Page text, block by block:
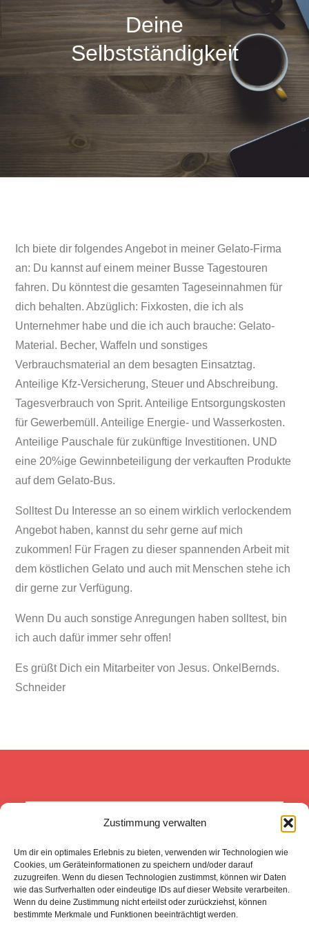
Zustimmung verwalten
Um dir ein optimales Erlebnis zu bieten, verwenden wir Technologien wie
Cookies, um Geräteinformationen zu speichern und/oder darauf
zuzugreifen. Wenn du diesen Technologien zustimmst, können wir Daten
wie das Surfverhalten oder eindeutige IDs auf dieser Website verarbeiten.
Wenn du deine Zustimmung nicht erteilst oder zurückziehst, können
bestimmte Merkmale und Funktionen beeinträchtigt werden.
Deine
Selbstständigkeit
Ich biete dir folgendes Angebot in meiner Gelato-Firma
an: Du kannst auf einem meiner Busse Tagestouren
fahren. Du könntest die gesamten Tageseinnahmen für
dich behalten. Abzüglich: Fixkosten, die ich als
Unternehmer habe und die ich auch brauche: Gelato-
Material. Becher, Waffeln und sonstiges
Verbrauchsmaterial an dem besagten Einsatztag.
Anteilige Kfz-Versicherung, Steuer und Abschreibung.
Tagesverbrauch von Sprit. Anteilige Entsorgungskosten
für Gewerbemüll. Anteilige Energie- und Wasserkosten.
Anteilige Pauschale für zukünftige Investitionen. UND
eine 20%ige Gewinnbeteiligung der verkauften Produkte
auf dem Gelato-Bus.
Solltest Du Interesse an so einem wirklich verlockendem
Angebot haben, kannst du sehr gerne auf mich
zukommen! Für Fragen zu dieser spannenden Arbeit mit
dem köstlichen Gelato und auch mit Menschen stehe ich
dir gerne zur Verfügung.
Wenn Du auch sonstige Anregungen haben solltest, bin
ich auch dafür immer sehr offen!
Es grüßt Dich ein Mitarbeiter von Jesus. OnkelBernds.
Schneider
Was wir heute tun, entscheidet
aussieht. (Boris Pasternak -FNPT)